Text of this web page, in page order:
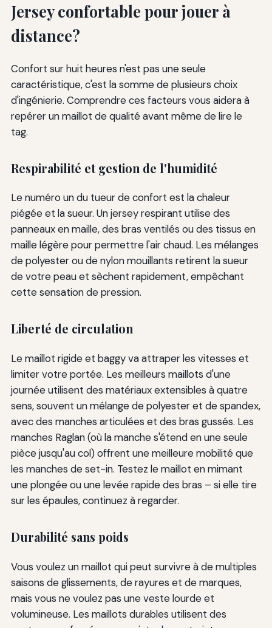
Jersey confortable pour jouer à
distance?
Confort sur huit heures n'est pas une seule
caractéristique, c'est la somme de plusieurs choix
d'ingénierie. Comprendre ces facteurs vous aidera à
repérer un maillot de qualité avant même de lire le
tag.
Respirabilité et gestion de l'humidité
Le numéro un du tueur de confort est la chaleur
piégée et la sueur. Un jersey respirant utilise des
panneaux en maille, des bras ventilés ou des tissus en
maille légère pour permettre l'air chaud. Les mélanges
de polyester ou de nylon mouillants retirent la sueur
de votre peau et sèchent rapidement, empêchant
cette sensation de pression.
Liberté de circulation
Le maillot rigide et baggy va attraper les vitesses et
limiter votre portée. Les meilleurs maillots d'une
journée utilisent des matériaux extensibles à quatre
sens, souvent un mélange de polyester et de spandex,
avec des manches articulées et des bras gussés. Les
manches Raglan (où la manche s'étend en une seule
pièce jusqu'au col) offrent une meilleure mobilité que
les manches de set-in. Testez le maillot en mimant
une plongée ou une levée rapide des bras – si elle tire
sur les épaules, continuez à regarder.
Durabilité sans poids
Vous voulez un maillot qui peut survivre à de multiples
saisons de glissements, de rayures et de marques,
mais vous ne voulez pas une veste lourde et
volumineuse. Les maillots durables utilisent des